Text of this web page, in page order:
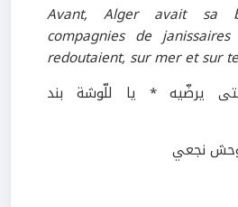
Avant, Alger avait sa
compagnies de
redoutaient, sur mer et sur
يرضّيه * يا للّوشة بند
نجعي